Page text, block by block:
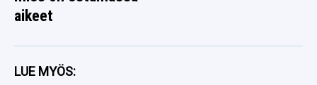
aikeet
LUE MYÖS: